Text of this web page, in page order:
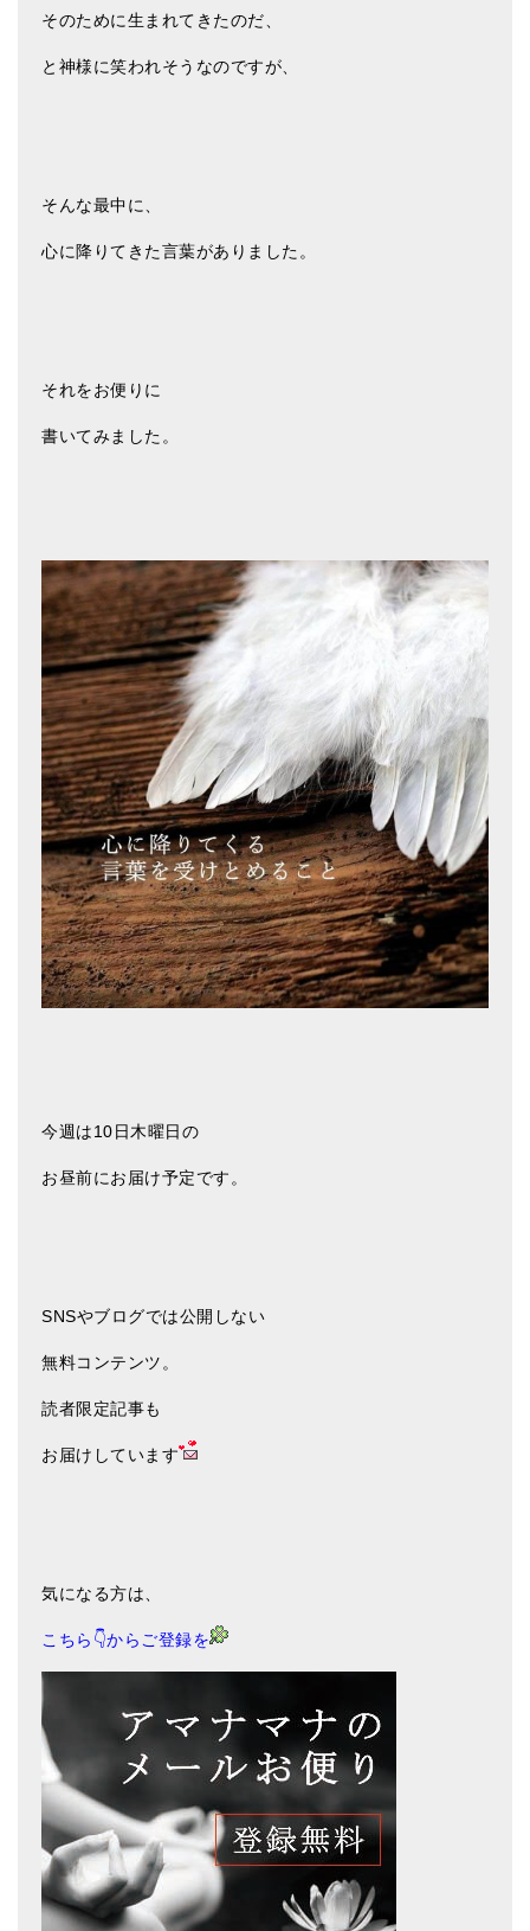
シンギングボウル入門本・CD
アウトレット
ヒーリング・マンダラポスター
ロゴステッカー・ポストカード各種
ギフトラッピング
シンギングボウル講座
中級講座
上級講座
ビギナー講師・養成講座
アマナマナとは
About Us
メールお便り登録
LINEお友だち登録
お客様の声
ブログ
特商法の表記
そのために生まれてきたのだ、
と神様に笑われそうなのですが、
そんな最中に、
心に降りてきた言葉がありました。
それをお便りに
書いてみました。
今週は10日木曜日の
お昼前にお届け予定です。
SNSやブログでは公開しない
無料コンテンツ。
読者限定記事も
お届けしています
気になる方は、
こちら👇からご登録を